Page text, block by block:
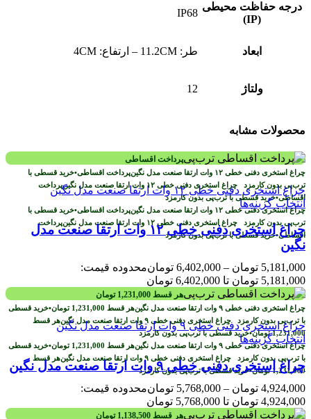
درجه حفاظت محیطی
(IP)
IP68
ابعاد طر: 11.2CM – ارتفاع: 4CM
ولتاژ 12
محصولات مشابه
پرداخت اقساطی
پرداخت اقساطی•خرید قسطی با
ترب‌پی بدون کارمزد
پرداخت
اقساطی•خرید قسطی با ترب‌پی بدون کارمزد
پرداخت اقساطی•خرید قسطی با
ترب‌پی بدون کارمزد
پرداخت
اقساطی•خرید قسطی با ترب‌پی بدون کارمزد
انتخاب گزینه‌ها
چراغ استخری دفنی خطی ۱۲ وات ارتقا صنعت مدل
نگین
5,181,000 تومان –
6,402,000 تومانمحدوده قیمت:
5,181,000 تومان تا 6,402,000 تومان
هر قسط 1,231,000 تومان
هر قسط 1,231,000 تومان•خرید قسطی
با ترب‌پی بدون کارمزد
هر قسط
1,231,000 تومان•خرید قسطی با ترب‌پی بدون کارمزد
هر قسط 1,231,000 تومان•خرید قسطی
با ترب‌پی بدون کارمزد
هر قسط
1,231,000 تومان•خرید قسطی با ترب‌پی بدون کارمزد
انتخاب گزینه‌ها
چراغ استخری دفنی خطی ۹ وات ارتقا صنعت مدل نگین
4,924,000 تومان –
5,768,000 تومانمحدوده قیمت:
4,924,000 تومان تا 5,768,000 تومان
هر قسط 1,138,500 تومان